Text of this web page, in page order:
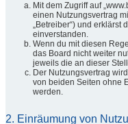
Mit dem Zugriff auf
einen Nutzungsvertrag
„Betreiber“) und erklärst
einverstanden.
Wenn du mit diesen
das Board nicht weiter
jeweils die an dieser
Der Nutzungsvertrag
von beiden Seiten ohne
werden.
2. Einräumung von